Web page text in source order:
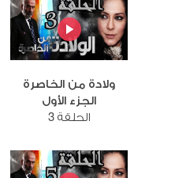
ولادة من الخاصرة
الجزء الأول
الحلقة 3